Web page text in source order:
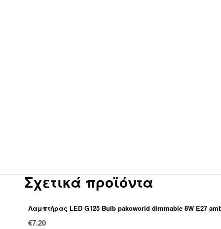
Σχετικά προϊόντα
Λαμπτήρας LED G125 Bulb pakoworld dimmable 8W E27
€7.20